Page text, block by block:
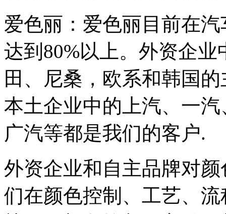
爱色丽：爱色丽目前在
达到80%以上。外资企
田、尼桑，欧系和韩国
本土企业中的上汽、一
广汽等都是我们的客户.
外资企业和自主品牌对
们在颜色控制、工艺、